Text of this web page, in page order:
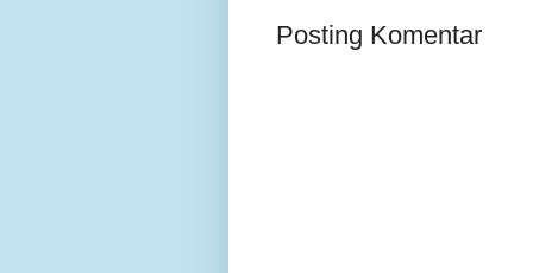
Posting Komentar